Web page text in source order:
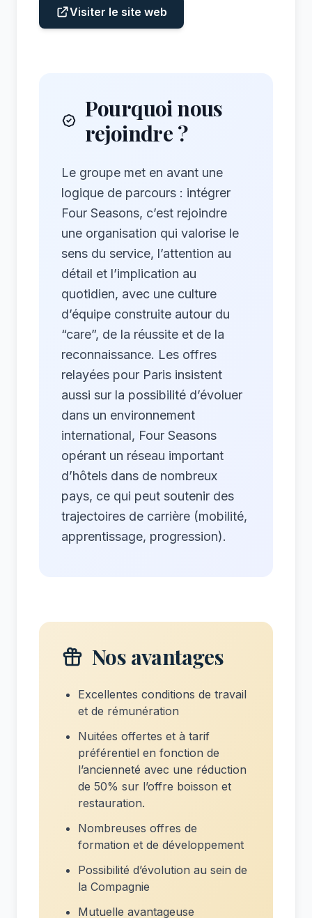
Visiter le site web
Pourquoi nous
rejoindre ?
Le groupe met en avant une
logique de parcours : intégrer
Four Seasons, c’est rejoindre
une organisation qui valorise le
sens du service, l’attention au
détail et l’implication au
quotidien, avec une culture
d’équipe construite autour du
“care”, de la réussite et de la
reconnaissance. Les offres
relayées pour Paris insistent
aussi sur la possibilité d’évoluer
dans un environnement
international, Four Seasons
opérant un réseau important
d’hôtels dans de nombreux
pays, ce qui peut soutenir des
trajectoires de carrière (mobilité,
apprentissage, progression).
Nos avantages
Excellentes conditions de travail
et de rémunération
Nuitées offertes et à tarif
préférentiel en fonction de
l’ancienneté avec une réduction
de 50% sur l’offre boisson et
restauration.
Nombreuses offres de
formation et de développement
Possibilité d’évolution au sein de
la Compagnie
Mutuelle avantageuse